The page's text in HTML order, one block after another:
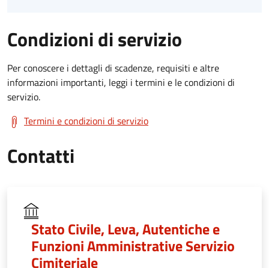
Condizioni di servizio
Per conoscere i dettagli di scadenze, requisiti e altre
informazioni importanti, leggi i termini e le condizioni di
servizio.
Termini e condizioni di servizio
Contatti
Stato Civile, Leva, Autentiche e
Funzioni Amministrative Servizio
Cimiteriale